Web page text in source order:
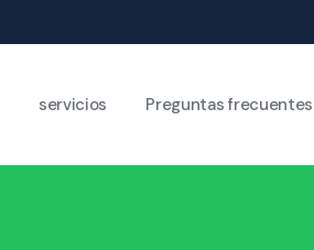
servicios Preguntas frecuentes